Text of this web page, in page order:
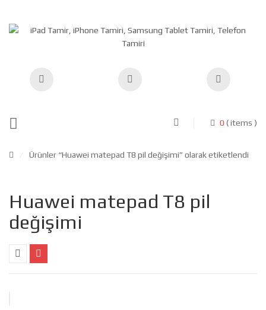
0 ( items )
Ürünler “Huawei matepad T8 pil değişimi” olarak etiketlendi
Huawei matepad T8 pil
değişimi